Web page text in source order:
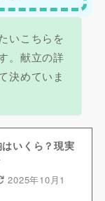
いこちらを
。献立の詳
決めていま
いくら？現実
2025年10月1